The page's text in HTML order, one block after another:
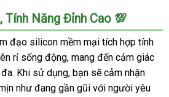
Tính Năng Đỉnh Cao 💯
đạo silicon mềm mại tích hợp tính
rỉ sống động, mang đến cảm giác
Khi sử dụng, bạn sẽ cảm nhận
như đang gần gũi với người yêu